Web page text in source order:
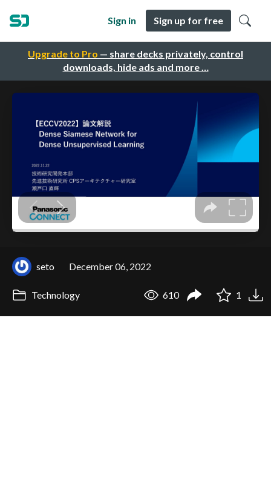
Upgrade to Pro — share decks privately, control
downloads, hide ads and more …
Sign in Sign up for free
seto December 06, 2022
Technology 610 1